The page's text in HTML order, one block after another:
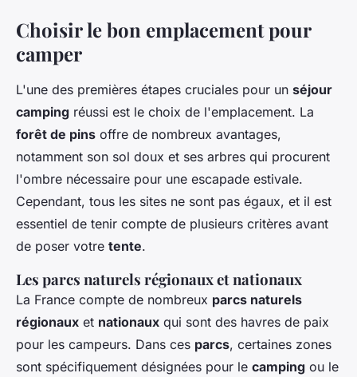
Choisir le bon emplacement pour
camper
L'une des premières étapes cruciales pour un séjour
camping réussi est le choix de l'emplacement. La
forêt de pins offre de nombreux avantages,
notamment son sol doux et ses arbres qui procurent
l'ombre nécessaire pour une escapade estivale.
Cependant, tous les sites ne sont pas égaux, et il est
essentiel de tenir compte de plusieurs critères avant
de poser votre tente.
Les parcs naturels régionaux et nationaux
La France compte de nombreux parcs naturels
régionaux et nationaux qui sont des havres de paix
pour les campeurs. Dans ces parcs, certaines zones
sont spécifiquement désignées pour le camping ou le